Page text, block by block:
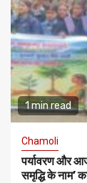
1 min read
Chamoli
पर्यावरण और
समृद्धि के नाम’